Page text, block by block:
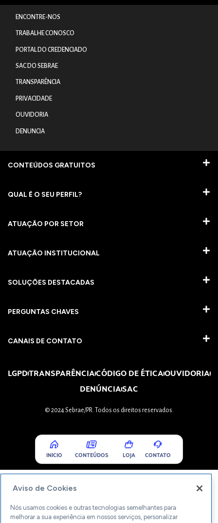
ENCONTRE-NOS
TRABALHE CONOSCO
PORTAL DO CREDENCIADO
SAC DO SEBRAE
TRANSPARÊNCIA
PRIVACIDADE
OUVIDORIA
DENUNCIA
CONTEÚDOS GRATUITOS
QUAL É O SEU PERFIL?
ATUAÇÃO POR SETOR
ATUAÇÃO INSTITUCIONAL
SOLUÇÕES DESTACADAS
PERGUNTAS CHAVES​
CANAIS DE CONTATO
LGPDTRANSPARÊNCIACÓDIGO DE ÉTICAOUVIDORIA
DENÚNCIASAC
© 2024 Sebrae/PR. Todos os direitos reservados.
INICIO CONTEÚDOS LOJA CONTATO
Aviso de Cookies
Nós usamos cookies e outras tecnologias semelhantes para
melhorar a sua experiência em nossos serviços, personalizar